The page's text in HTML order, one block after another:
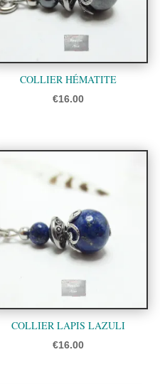
COLLIER HÉMATITE
€16.00
COLLIER LAPIS LAZULI
€16.00